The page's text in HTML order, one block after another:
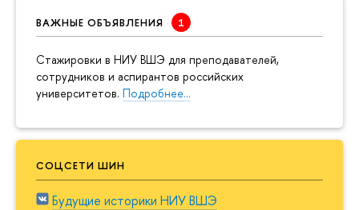
ВАЖНЫЕ ОБЪЯВЛЕНИЯ
Cтажировки в НИУ ВШЭ для преподавателей,
сотрудников и аспирантов российских
университетов. Подробнее…
СОЦСЕТИ ШИН
Будущие историки НИУ ВШЭ